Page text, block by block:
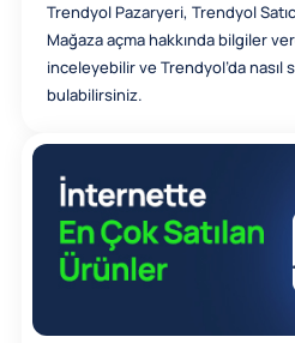
Trendyol Pazaryeri, Trendyol
Mağaza açma hakkında bilgiler
inceleyebilir ve Trendyol’da nasıl
bulabilirsiniz.